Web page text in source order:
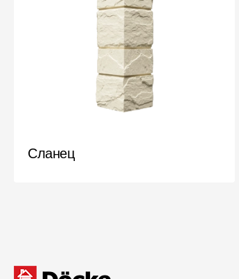
Сланец